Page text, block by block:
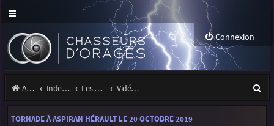
Connexion
Accueil Index du forum Les orages Vidéos d'orages
e
TORNADE À ASPIRAN HÉRAULT LE 20 OCTOBRE 2019